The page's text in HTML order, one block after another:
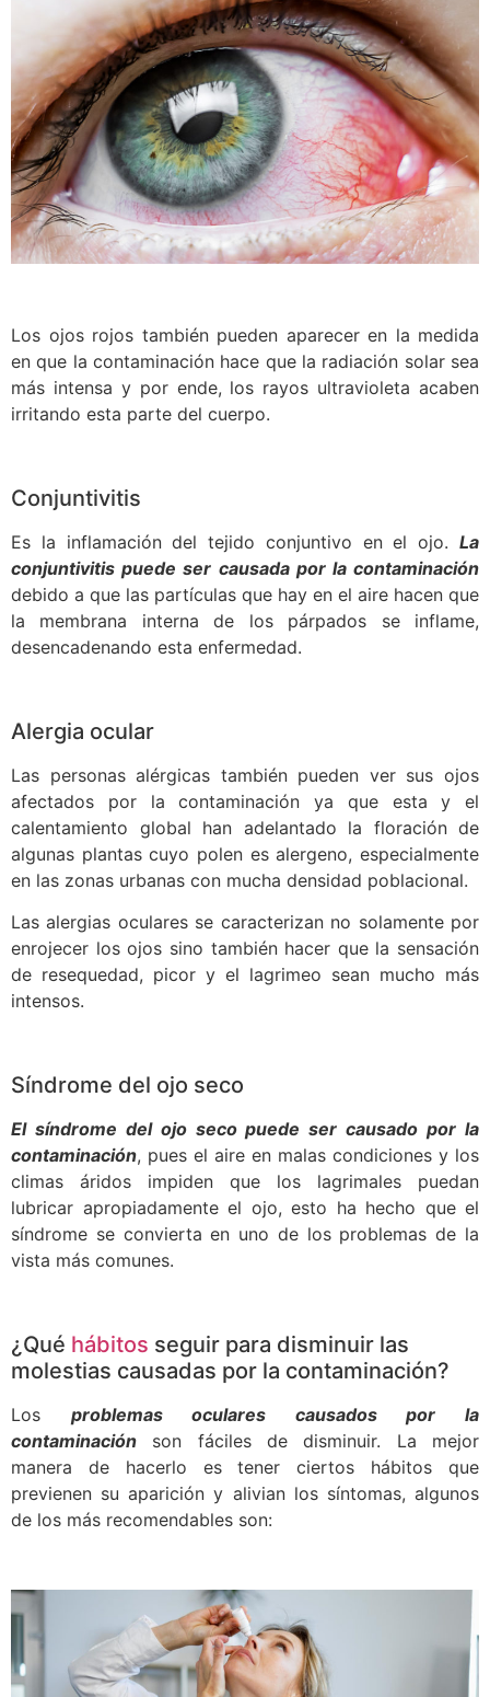
Los ojos rojos también pueden aparecer en la medida
en que la contaminación hace que la radiación solar sea
más intensa y por ende, los rayos ultravioleta acaben
irritando esta parte del cuerpo.
Conjuntivitis
Es la inflamación del tejido conjuntivo en el ojo. La
conjuntivitis puede ser causada por la contaminación
debido a que las partículas que hay en el aire hacen que
la membrana interna de los párpados se inflame,
desencadenando esta enfermedad.
Alergia ocular
Las personas alérgicas también pueden ver sus ojos
afectados por la contaminación ya que esta y el
calentamiento global han adelantado la floración de
algunas plantas cuyo polen es alergeno, especialmente
en las zonas urbanas con mucha densidad poblacional.
Las alergias oculares se caracterizan no solamente por
enrojecer los ojos sino también hacer que la sensación
de resequedad, picor y el lagrimeo sean mucho más
intensos.
Síndrome del ojo seco
El síndrome del ojo seco puede ser causado por la
contaminación, pues el aire en malas condiciones y los
climas áridos impiden que los lagrimales puedan
lubricar apropiadamente el ojo, esto ha hecho que el
síndrome se convierta en uno de los problemas de la
vista más comunes.
¿Qué hábitos seguir para disminuir las
molestias causadas por la contaminación?
Los problemas oculares causados por la
contaminación son fáciles de disminuir. La mejor
manera de hacerlo es tener ciertos hábitos que
previenen su aparición y alivian los síntomas, algunos
de los más recomendables son: